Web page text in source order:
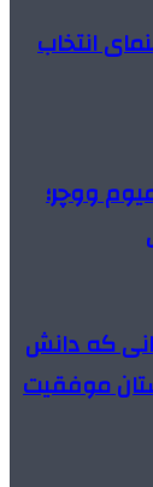
انتخاب
ووچر؛
که دانش
موفقیت